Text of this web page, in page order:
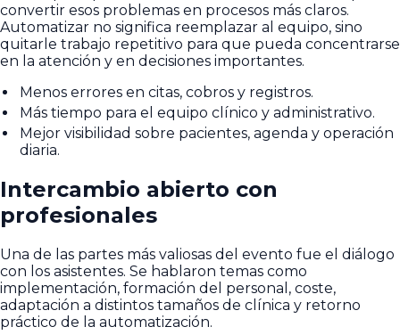
convertir esos problemas en procesos más claros.
Automatizar no significa reemplazar al equipo, sino
quitarle trabajo repetitivo para que pueda concentrarse
en la atención y en decisiones importantes.
Menos errores en citas, cobros y registros.
Más tiempo para el equipo clínico y administrativo.
Mejor visibilidad sobre pacientes, agenda y operación
diaria.
Intercambio abierto con
profesionales
Una de las partes más valiosas del evento fue el diálogo
con los asistentes. Se hablaron temas como
implementación, formación del personal, coste,
adaptación a distintos tamaños de clínica y retorno
práctico de la automatización.